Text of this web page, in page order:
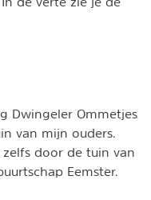
Dwingeler Ommetjes
van mijn ouders.
door de tuin van
Eemster.